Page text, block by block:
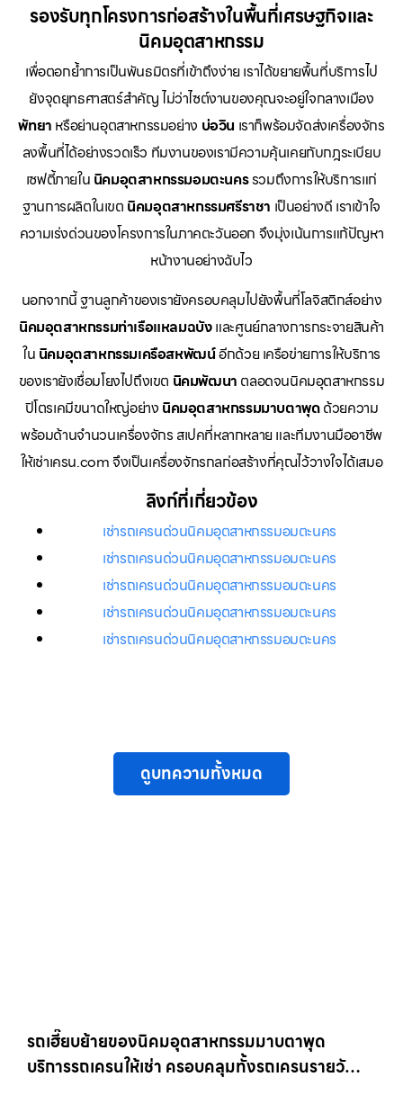
รองรับทุกโครงการก่อสร้างในพื้นที่เศรษฐกิจและ
นิคมอุตสาหกรรม
เพื่อตอกย้ำการเป็นพันธมิตรที่เข้าถึงง่าย เราได้ขยายพื้นที่บริการไป
ยังจุดยุทธศาสตร์สำคัญ ไม่ว่าไซต์งานของคุณจะอยู่ใจกลางเมือง
พัทยา หรือย่านอุตสาหกรรมอย่าง บ่อวิน เราก็พร้อมจัดส่งเครื่องจักร
ลงพื้นที่ได้อย่างรวดเร็ว ทีมงานของเรามีความคุ้นเคยกับกฎระเบียบ
เซฟตี้ภายใน นิคมอุตสาหกรรมอมตะนครรวมถึงการให้บริการแก่
ฐานการผลิตในเขต นิคมอุตสาหกรรมศรีราชา เป็นอย่างดี เราเข้าใจ
ความเร่งด่วนของโครงการในภาคตะวันออก จึงมุ่งเน้นการแก้ปัญหา
หน้างานอย่างฉับไว
นอกจากนี้ ฐานลูกค้าของเรายังครอบคลุมไปยังพื้นที่โลจิสติกส์อย่าง
นิคมอุตสาหกรรมท่าเรือแหลมฉบังและศูนย์กลางการกระจายสินค้า
ใน นิคมอุตสาหกรรมเครือสหพัฒน์อีกด้วย เครือข่ายการให้บริการ
ของเรายังเชื่อมโยงไปถึงเขต นิคมพัฒนา ตลอดจนนิคมอุตสาหกรรม
ปิโตรเคมีขนาดใหญ่อย่าง นิคมอุตสาหกรรมมาบตาพุดด้วยความ
พร้อมด้านจำนวนเครื่องจักร สเปคที่หลากหลาย และทีมงานมืออาชีพ
ให้เช่าเครน.com จึงเป็นเครื่องจักรกลก่อสร้างที่คุณไว้วางใจได้เสมอ
ลิงก์ที่เกี่ยวข้อง
เช่ารถเครนด่วนนิคมอุตสาหกรรมอมตะนคร
เช่ารถเครนด่วนนิคมอุตสาหกรรมอมตะนคร
เช่ารถเครนด่วนนิคมอุตสาหกรรมอมตะนคร
เช่ารถเครนด่วนนิคมอุตสาหกรรมอมตะนคร
เช่ารถเครนด่วนนิคมอุตสาหกรรมอมตะนคร
ดูบทความทั้งหมด
รถเฮี๊ยบย้ายของนิคมอุตสาหกรรมมาบตาพุด
บริการรถเครนให้เช่า ครอบคลุมทั้งรถเครนรายวัน